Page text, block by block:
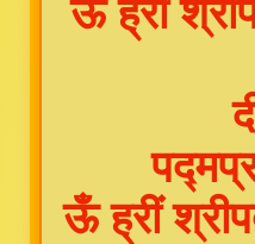
ऊँ ह्रीं
ऊँ ह्रीं